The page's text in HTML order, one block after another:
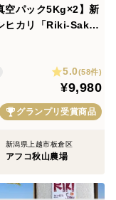
になりますが
ることによって
クリアしていま
空パック5Kg×2】新
ヒカリ「Riki-Sak
米の方におすすめ
の食生活に🏆食べチ
グランプリ2025銀賞
5.0(58件)
¥9,980
グランプリ受賞商品
新潟県上越市板倉区
アフコ秋山農場